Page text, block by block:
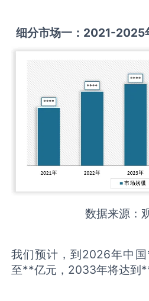
细分市场一： 2021-2025
数据来源：
我们预计，到2026年中
至**亿元，2033年将达到**